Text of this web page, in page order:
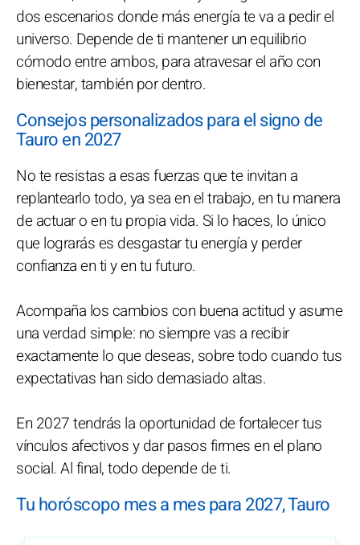
dos escenarios donde más energía te va a pedir el
universo. Depende de ti mantener un equilibrio
cómodo entre ambos, para atravesar el año con
bienestar, también por dentro.
Consejos personalizados para el signo de
Tauro en 2027
No te resistas a esas fuerzas que te invitan a
replantearlo todo, ya sea en el trabajo, en tu manera
de actuar o en tu propia vida. Si lo haces, lo único
que lograrás es desgastar tu energía y perder
confianza en ti y en tu futuro.
Acompaña los cambios con buena actitud y asume
una verdad simple: no siempre vas a recibir
exactamente lo que deseas, sobre todo cuando tus
expectativas han sido demasiado altas.
En 2027 tendrás la oportunidad de fortalecer tus
vínculos afectivos y dar pasos firmes en el plano
social. Al final, todo depende de ti.
Tu horóscopo mes a mes para 2027, Tauro